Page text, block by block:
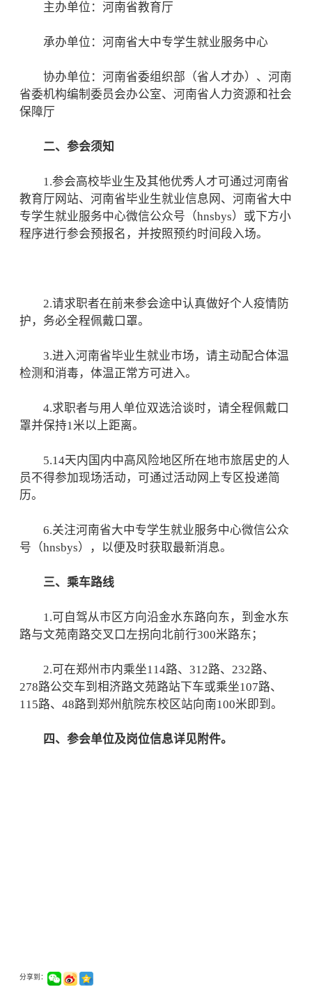
主办单位：河南省教育厅
承办单位：河南省大中专学生就业服务中心
协办单位：河南省委组织部（省人才办）、河南
省委机构编制委员会办公室、河南省人力资源和社会
保障厅
二、参会须知
1.参会高校毕业生及其他优秀人才可通过河南省
教育厅网站、河南省毕业生就业信息网、河南省大中
专学生就业服务中心微信公众号（hnsbys）或下方小
程序进行参会预报名，并按照预约时间段入场。
2.请求职者在前来参会途中认真做好个人疫情防
护，务必全程佩戴口罩。
3.进入河南省毕业生就业市场，请主动配合体温
检测和消毒，体温正常方可进入。
4.求职者与用人单位双选洽谈时，请全程佩戴口
罩并保持1米以上距离。
5.14天内国内中高风险地区所在地市旅居史的人
员不得参加现场活动，可通过活动网上专区投递简
历。
6.关注河南省大中专学生就业服务中心微信公众
号（hnsbys），以便及时获取最新消息。
三、乘车路线
1.可自驾从市区方向沿金水东路向东，到金水东
路与文苑南路交叉口左拐向北前行300米路东；
2.可在郑州市内乘坐114路、312路、232路、
278路公交车到相济路文苑路站下车或乘坐107路、
115路、48路到郑州航院东校区站向南100米即到。
四、参会单位及岗位信息详见附件。
分享到：